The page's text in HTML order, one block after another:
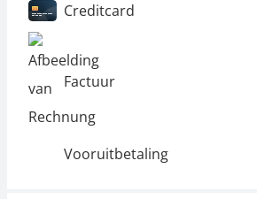
Creditcard
Factuur
Vooruitbetaling